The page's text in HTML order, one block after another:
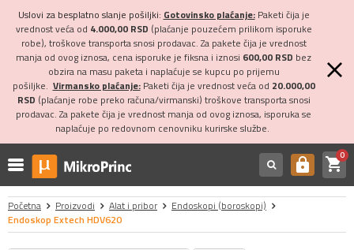
Uslovi za besplatno slanje pošiljki: Gotovinsko plaćanje:Paketi čija je
vrednost veća od 4.000,00 RSD (plaćanje pouzećem prilikom isporuke
robe), troškove transporta snosi prodavac. Za pakete čija je vrednost
manja od ovog iznosa, cena isporuke je fiksna i iznosi 600,00 RSD bez
obzira na masu paketa i naplaćuje se kupcu po prijemu
pošiljke. Virmansko plaćanje:Paketi čija je vrednost veća od 20.000,00
RSD (plaćanje robe preko računa/virmanski) troškove transporta snosi
prodavac. Za pakete čija je vrednost manja od ovog iznosa, isporuka se
naplaćuje po redovnom cenovniku kurirske službe.
https shopping_cart0
Početna Proizvodi Alat i pribor
Endoskopi (boroskopi)
Endoskop Extech HDV620